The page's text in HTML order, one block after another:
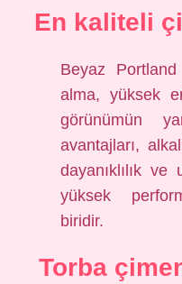
En kaliteli
Beyaz
alma, yüksek
görünümün
avantajları,
dayanıklılık
yüksek
biridir.
Torba